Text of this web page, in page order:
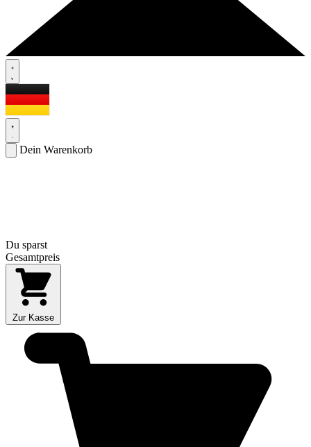
Dein Warenkorb
Du sparst
Gesamtpreis
Zur Kasse